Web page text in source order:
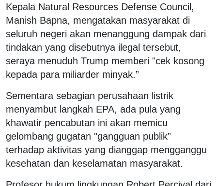
Kepala Natural Resources Defense Council,
Manish Bapna, mengatakan masyarakat di
seluruh negeri akan menanggung dampak dari
tindakan yang disebutnya ilegal tersebut,
seraya menuduh Trump memberi "cek kosong
kepada para miliarder minyak.”
Sementara sebagian perusahaan listrik
menyambut langkah EPA, ada pula yang
khawatir pencabutan ini akan memicu
gelombang gugatan "gangguan publik”
terhadap aktivitas yang dianggap mengganggu
kesehatan dan keselamatan masyarakat.